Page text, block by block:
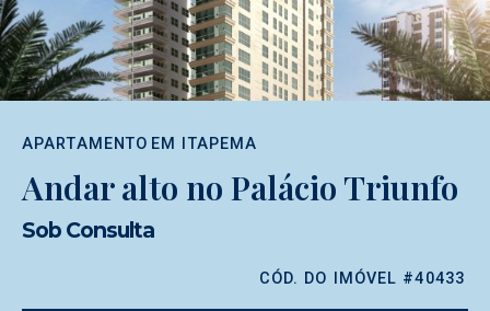
APARTAMENTO EM ITAPEMA
Andar alto no Palácio Triunfo
Sob Consulta
CÓD. DO IMÓVEL #40433